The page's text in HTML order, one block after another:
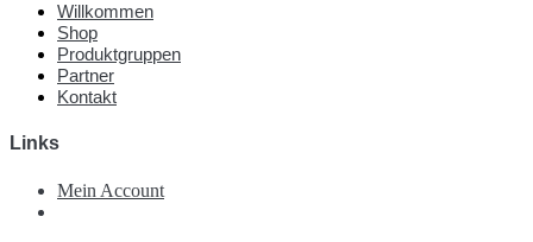
Willkommen
Shop
Produktgruppen
Partner
Kontakt
Links
Mein Account